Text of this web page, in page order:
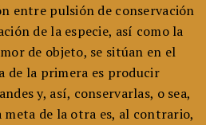
entre pulsión de conservación
de la especie, así como la
de objeto, se sitúan en el
de la primera es producir
y, así, conservarlas, o sea,
de la otra es, al contrario,